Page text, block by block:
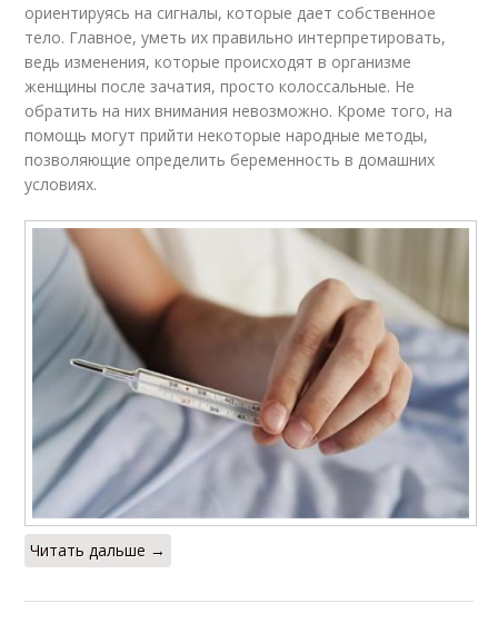
ориентируясь на сигналы, которые дает собственное
тело. Главное, уметь их правильно интерпретировать,
ведь изменения, которые происходят в организме
женщины после зачатия, просто колоссальные. Не
обратить на них внимания невозможно. Кроме того, на
помощь могут прийти некоторые народные методы,
позволяющие определить беременность в домашних
условиях.
Читать дальше →